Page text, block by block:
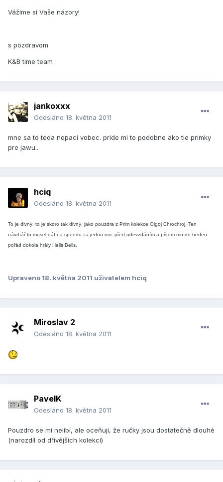
Vážime si Vaše názory!
s pozdravom
K&B time team
jankoxxx
Odesláno 18. května 2011
mne sa to teda nepaci vobec. pride mi to podobne ako tie primky
pre jawu..
hciq
Odesláno 18. května 2011
To je divný, to je skoro tak divný, jako pouzdra z Prim kolekce Olgoj Chrochroj. Ten
návrhář to musel dát na speedu za jednu noc před odevzdáním a přitom mu do beden
pořád dokola hrály Hells Bells.
Upraveno 18. května 2011 uživatelem hciq
Miroslav 2
Odesláno 18. května 2011
PavelK
Odesláno 18. května 2011
Pouzdro se mi nelíbí, ale oceňuji, že ručky jsou dostatečně dlouhé
(narozdíl od dřívějších kolekcí)